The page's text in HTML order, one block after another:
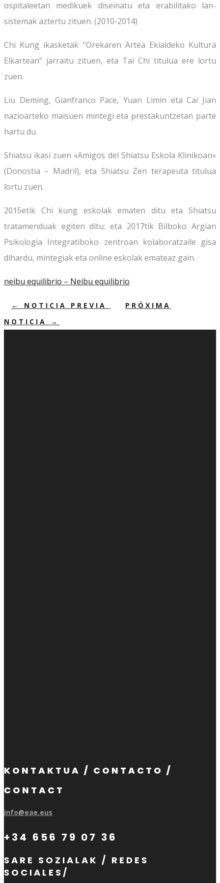
ospitaleetan medikuek diseinatu eta erabilitako lan-
sistemak aztertu zituen. (2010-2014)
Chi Kung ikasketak “Orekaren Artea Ekialdeko Kultura
Elkartean” jarraitu zituen, eta Tai Chi titulua ere lortu
zuen.
Liu Deming, Gianfranco Pace, Yuan Limin eta Cai Jian
nazioarteko maisuen mintegi eta prestakuntzetan parte
hartu du.
Shiatsu ikasi zuen «Amigos del Shiatsu Eskola Klinikoan»
(Donostia – Madril), eta Shiatsu Zen terapeuta titulua
lortu zuen.
2015etik Chi kung eskolak ematen ditu eta Shiatsu
tratamenduak egiten ditu; eta 2017tik Bilboko Argian
Psikologia Integratiboko zentroan kolaboratzaile gisa
dihardu, mintegiak eta online eskolak emateaz gain.
neibu equilibrio – Neibu equilibrio
← NOTICIA PREVIA
PRÓXIMA
NOTICIA
→
KONTAKTUA / CONTACTO /
CONTACT
info@eae.eus
+34 656 79 07 36
SARE SOZIALAK / REDES
SOCIALES/